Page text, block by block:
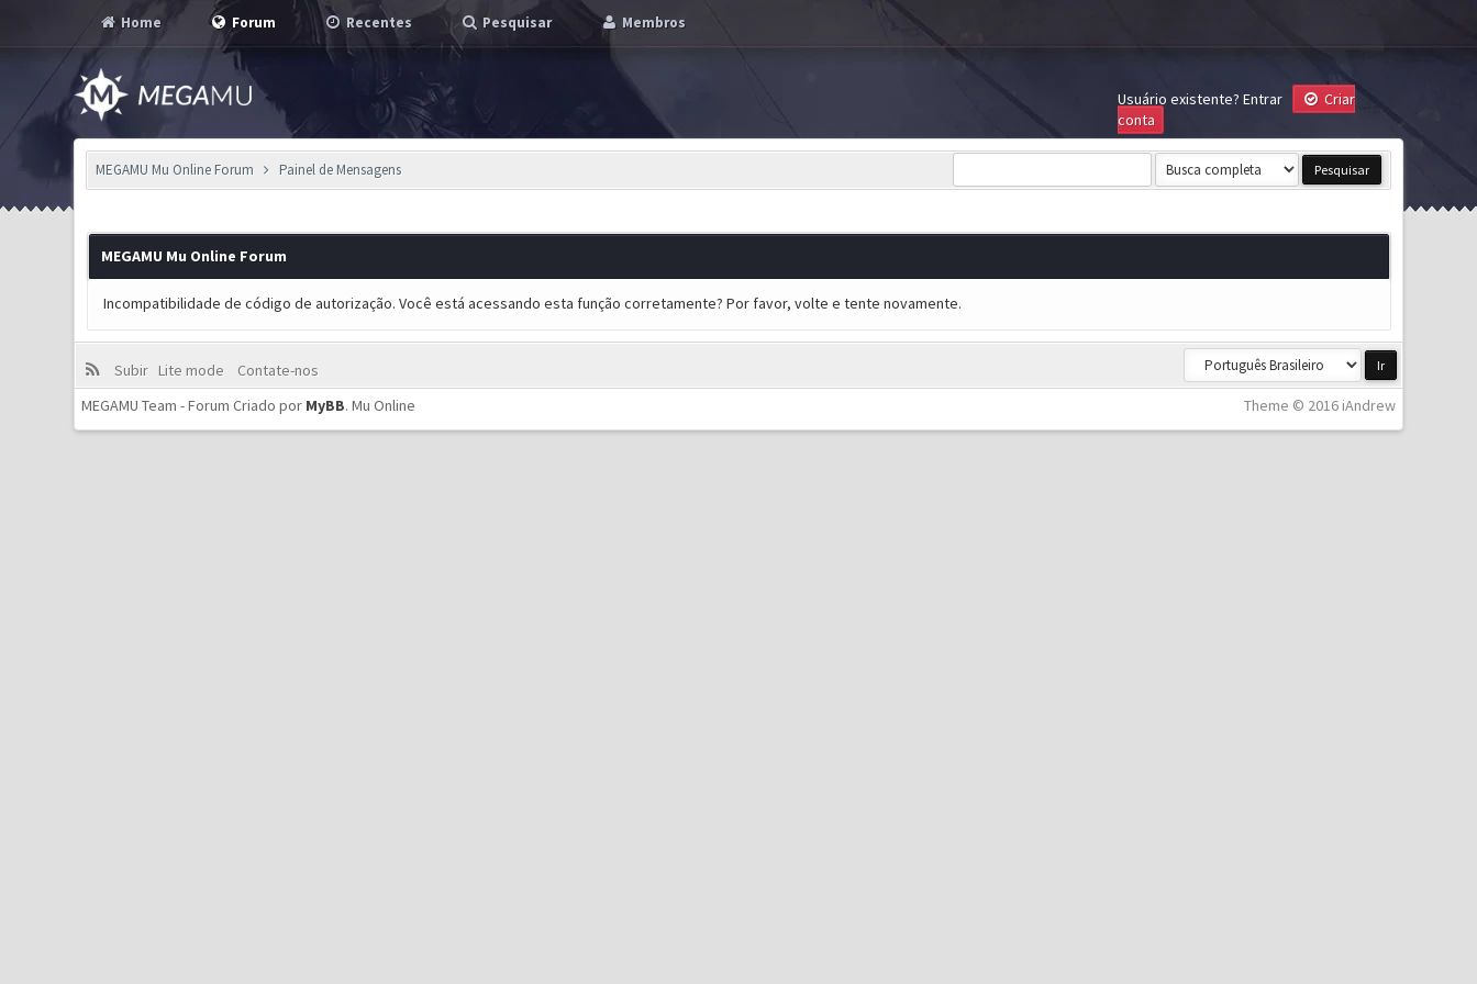
Home Forum Recentes Pesquisar Membros
Usuário existente? Entrar
Criar
conta
MEGAMU Mu Online Forum Painel de Mensagens
MEGAMU Mu Online Forum
Incompatibilidade de código de autorização. Você está acessando esta função corretamente? Por favor, volte e tente novamente.
Subir Lite mode
Contate-nos
Theme © 2016 iAndrew
MEGAMU Team - Forum Criado por MyBB.Mu Online